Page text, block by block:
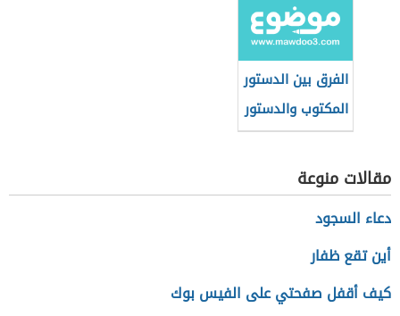
خاصة)
الفرق بين الدستور
المكتوب والدستور
غير المكتوب
مقالات منوعة
دعاء السجود
أين تقع ظفار
كيف أقفل صفحتي على الفيس بوك